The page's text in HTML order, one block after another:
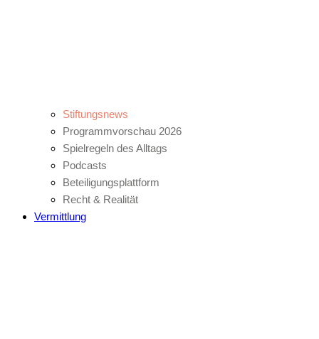
Stiftungsnews
Programmvorschau 2026
Spielregeln des Alltags
Podcasts
Beteiligungsplattform
Recht & Realität
Vermittlung